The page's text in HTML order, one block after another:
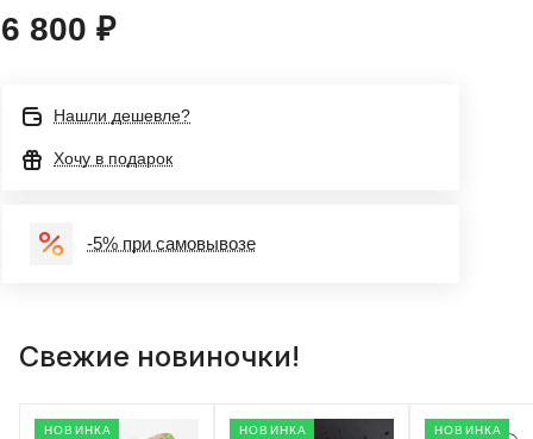
6 800 ₽
Нашли дешевле?
Хочу в подарок
-5% при самовывозе
Свежие новиночки!
НОВИНКА НОВИНКА НОВИНКА